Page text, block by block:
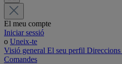
El meu compte
Iniciar sessió
o Uneix-te
Visió general El seu perfil Direccions
Comandes